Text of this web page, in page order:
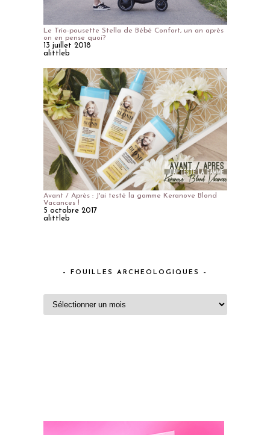
Le Trio-pousette Stella de Bébé Confort, un an après
on en pense quoi?
13 juillet 2018
alittleb
Avant / Après : J'ai testé la gamme Keranove Blond
Vacances !
5 octobre 2017
alittleb
– FOUILLES ARCHEOLOGIQUES –